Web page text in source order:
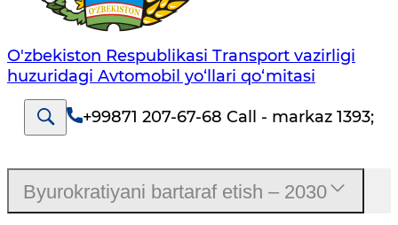
O'zbekiston Respublikasi Transport vazirligi
huzuridagi Avtomobil yo‘llari qo‘mitasi
+99871 207-67-68 Call - markaz 1393;
Byurokratiyani bartaraf etish – 2030